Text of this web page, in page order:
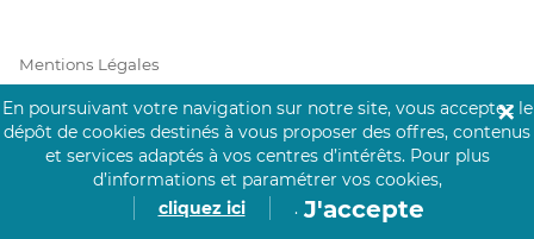
Mentions Légales
Prérequis Click&Care
En poursuivant votre navigation sur notre site, vous acceptez le
dépôt de cookies destinés à vous proposer des offres, contenus
et services adaptés à vos centres d’intérêts. Pour plus
d’informations et paramétrer vos cookies,
cliquez ici
. J'accepte
✕